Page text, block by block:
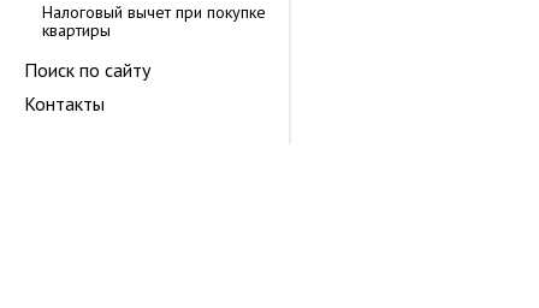
Налоговый вычет при покупке
квартиры
Поиск по сайту
Контакты